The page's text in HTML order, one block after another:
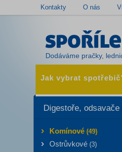
Kontakty O nás
Dodáváme pračky,
Jak vybrat
Digestoře, odsavače
Komínové (49)
Ostrůvkové (3)